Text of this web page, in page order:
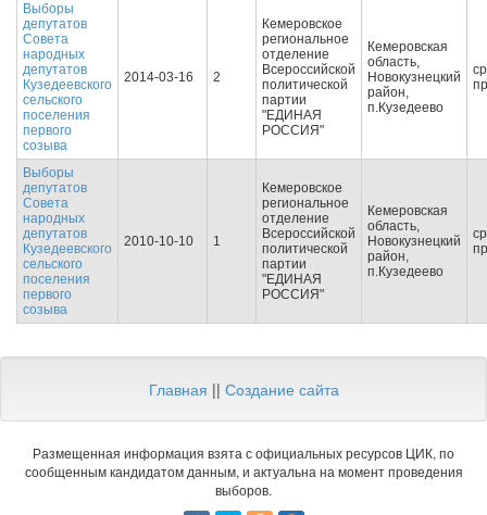
Выборы
депутатов
Совета
народных
депутатов
Кузедеевского
сельского
поселения
первого
созыва
2014-03-16 2
Кемеровское
региональное
отделение
Всероссийской
политической
партии
"ЕДИНАЯ
РОССИЯ"
Кемеровская
область,
Новокузнецкий
район,
п.Кузедеево
Выборы
депутатов
Совета
народных
депутатов
Кузедеевского
сельского
поселения
первого
созыва
2010-10-10 1
Кемеровское
региональное
отделение
Всероссийской
политической
партии
"ЕДИНАЯ
РОССИЯ"
Кемеровская
область,
Новокузнецкий
район,
п.Кузедеево
Главная || Создание сайта
Размещенная информация взята с официальных ресурсов ЦИК, по
сообщенным кандидатом данным, и актуальна на момент проведения
выборов.